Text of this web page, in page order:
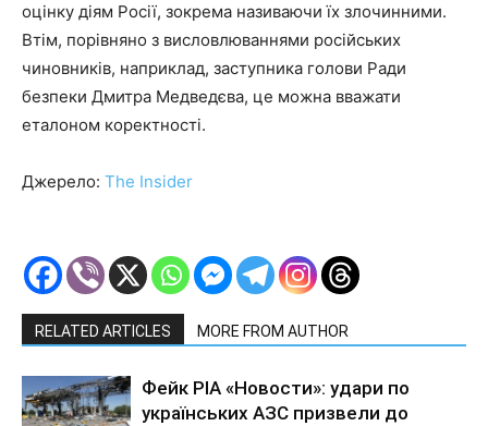
оцінку діям Росії, зокрема називаючи їх злочинними.
Втім, порівняно з висловлюваннями російських
чиновників, наприклад, заступника голови Ради
безпеки Дмитра Медведєва, це можна вважати
еталоном коректності.
Джерело: The Insider
RELATED ARTICLES MORE FROM AUTHOR
Фейк РІА «Новости»: удари по
українських АЗС призвели до